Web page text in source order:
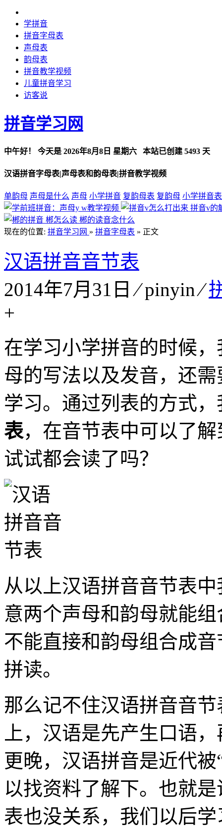
学拼音
拼音字母表
声母表
韵母表
拼音教学视频
儿童拼音学习
访客说
拼音学习网
中午好！ 今天是 2026年8月8日 星期六 本站已创建 5493 天
汉语拼音字母表|声母表和韵母表|拼音教学视频
单韵母 声母是什么 声母 小学拼音 复韵母表 复韵母 小学拼音表
现在的位置: 拼音学习网 » 拼音字母表 » 正文
汉语拼音音节表
2014年7月31日 ⁄ pinyin ⁄
+
在学习小学拼音的时候
母的写法以及发音，还
学习。通过列表的方式
表，在音节表中可以了
试试都会读了吗？
从以上汉语拼音音节表
意两个声母和韵母就能
不能直接和韵母组合成
拼读。
那么记不住汉语拼音音
上，汉语是先产生口语
更晚，汉语拼音是近代
以找资料了解下。也就
表也没关系，我们以后